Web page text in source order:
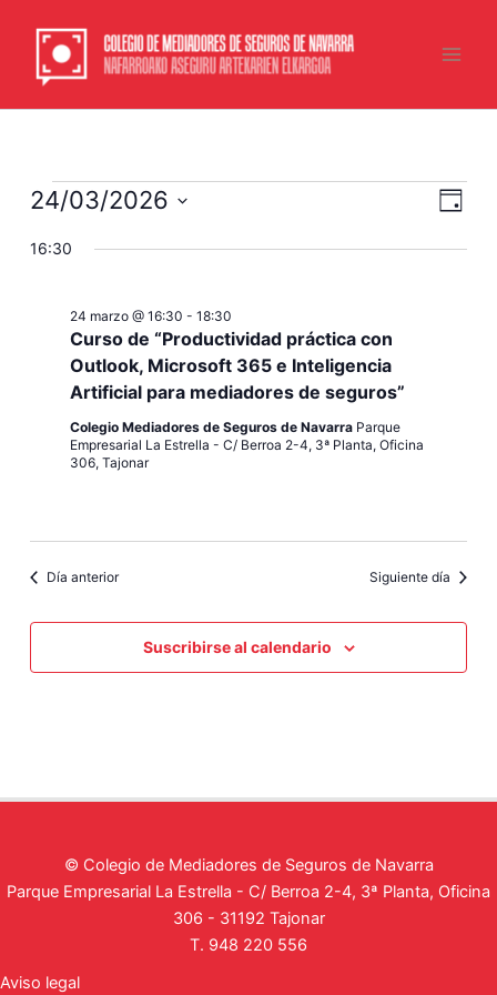
contenido
Eventos
24
vistasvistas
Día
24/03/2026
la
16:30
Curso de “Productividad práctica con
Outlook, Microsoft 365 e Inteligencia
Artificial para mediadores de seguros”
24 marzo @ 16:30 - 18:30
Colegio Mediadores de Seguros de Navarra Parque
Empresarial La Estrella - C/ Berroa 2-4, 3ª Planta, Oficina
306, Tajonar
Día anterior Siguiente día
Suscribirse al calendario
© Colegio de Mediadores de Seguros de Navarra
Parque Empresarial La Estrella - C/ Berroa 2-4, 3ª Planta, Oficina
306 - 31192 Tajonar
T. 948 220 556
Aviso legal